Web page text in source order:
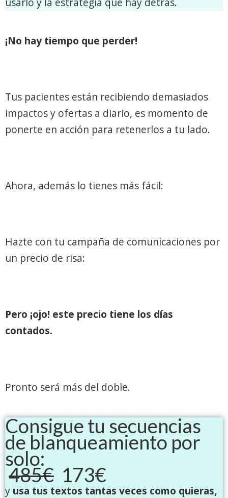
¡No hay tiempo que perder!
Tus pacientes están recibiendo demasiados
impactos y ofertas a diario, es momento de
ponerte en acción para retenerlos a tu lado.
Ahora, además lo tienes más fácil:
Hazte con tu campaña de comunicaciones por
un precio de risa:
Pero ¡ojo! este precio tiene los días
contados.
Pronto será más del doble.
Consigue tu secuencias
de blanqueamiento por
solo:
485€ 173€
y usa tus textos tantas veces como quieras,